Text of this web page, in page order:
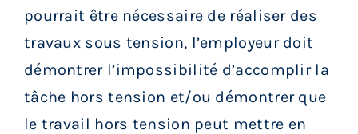
pourrait être nécessaire de réaliser des
travaux sous tension, l’employeur doit
démontrer l’impossibilité d’accomplir la
tâche hors tension et/ou démontrer que
le travail hors tension peut mettre en